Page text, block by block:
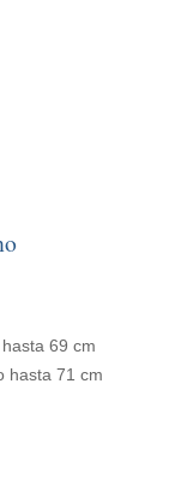
69 cm
hasta 71 cm